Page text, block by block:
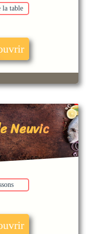
la table
Neuvic